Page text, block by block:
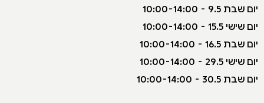
יום שבת 9.5 - 10:00-14:00
יום שישי 15.5 - 10:00-14:00
יום שבת 16.5 - 10:00-14:00
יום שישי 29.5 - 10:00-14:00
יום שבת 30.5 - 10:00-14:00